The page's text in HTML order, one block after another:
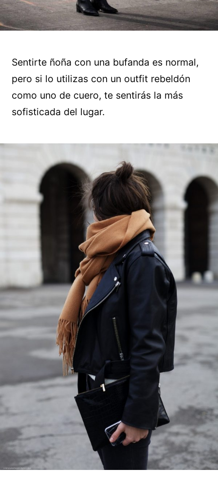
Sentirte ñoña con una bufanda es normal,
pero si lo utilizas con un outfit rebeldón
como uno de cuero, te sentirás la más
sofisticada del lugar.